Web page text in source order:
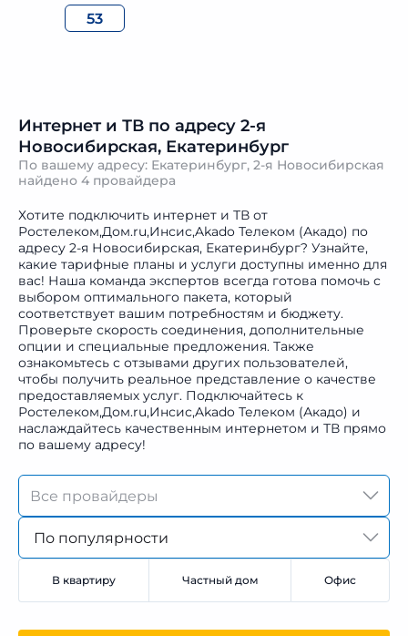
53
Интернет и ТВ по адресу 2-я
Новосибирская, Екатеринбург
По вашему адресу: Екатеринбург, 2-я Новосибирская
найдено 4 провайдера
Хотите подключить интернет и ТВ от
Ростелеком,Дом.ru,Инсис,Akado Телеком (Акадо) по
адресу 2-я Новосибирская, Екатеринбург? Узнайте,
какие тарифные планы и услуги доступны именно для
вас! Наша команда экспертов всегда готова помочь с
выбором оптимального пакета, который
соответствует вашим потребностям и бюджету.
Проверьте скорость соединения, дополнительные
опции и специальные предложения. Также
ознакомьтесь с отзывами других пользователей,
чтобы получить реальное представление о качестве
предоставляемых услуг. Подключайтесь к
Ростелеком,Дом.ru,Инсис,Akado Телеком (Акадо) и
наслаждайтесь качественным интернетом и ТВ прямо
по вашему адресу!
По популярности
В квартиру Частный дом Офис